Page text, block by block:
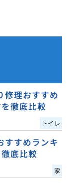
修理おすすめ
徹底比較
トイレ
すすめランキ
底比較
家